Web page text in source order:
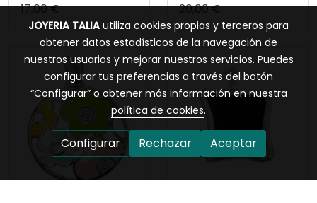
17,00 € 20,00 €
JOYERIA TALIA utiliza cookies propias y terceros para
obtener datos estadísticos de la navegación de
nuestros usuarios y mejorar nuestros servicios. Puedes
configurar tus preferencias a través del botón
“Configurar” o obtener más información en nuestra
política de cookies.
Configurar Rechazar Aceptar